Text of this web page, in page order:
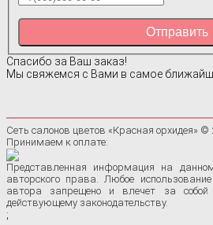
Отправить
Спасибо за Ваш заказ!
Мы свяжемся с Вами в самое
Сеть салонов цветов «Красная орхидея» ©
Принимаем к оплате:
Представленная информация на
авторского права. Любое
автора запрещено и влечет за собой
действующему законодательству.
;